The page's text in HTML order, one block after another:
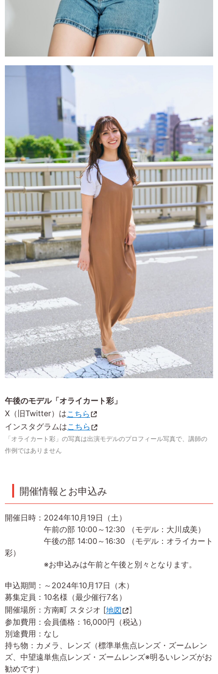
午後のモデル「オライカート彩」
X（旧Twitter）はこちら
インスタグラムはこちら
「オライカート彩」の写真は出演モデルのプロフィール写真で、講師の
作例ではありません
開催情報とお申込み
開催日時：2024年10月19日（土）
午前の部 10:00～12:30 （モデル：大川成美）
午後の部 14:00～16:30 （モデル：オライカート
彩）
※お申込みは午前と午後と別々となります。
申込期間：～2024年10月17日（木）
募集定員：10名様（最少催行7名）
開催場所：方南町 スタジオ [地図
]
参加費用：会員価格：16,000円（税込）
別途費用：なし
持ち物：カメラ、レンズ（標準単焦点レンズ・ズームレン
ズ、中望遠単焦点レンズ・ズームレンズ※明るいレンズがお
勧めです）